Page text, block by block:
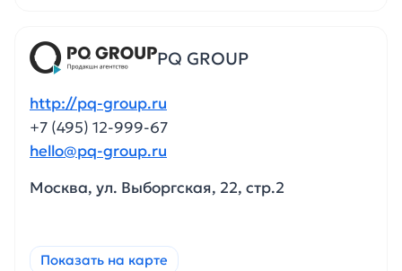
PQ GROUP
http://pq-group.ru
+7 (495) 12-999-67
hello@pq-group.ru
Москва, ул. Выборгская, 22, стр.2
Показать на карте